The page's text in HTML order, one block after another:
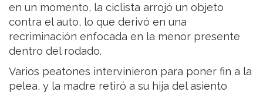
en un momento, la ciclista arrojó un objeto
contra el auto, lo que derivó en una
recriminación enfocada en la menor presente
dentro del rodado.
Varios peatones intervinieron para poner fin a la
pelea, y la madre retiró a su hija del asiento